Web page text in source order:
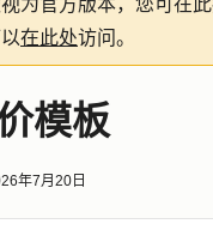
为官方版本，您可在
在此处访问。
模板
年7月20日